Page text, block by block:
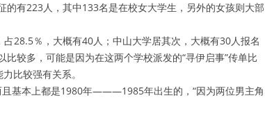
有223人，其中133名是在校女大学生，另外的女孩则大部
28.5％，大概有40人；中山大学居其次，大概有30人报名
较多，可能是因为在这两个学校派发的“寻伊启事”传单比
比较强有关系。
基本上都是1980年———1985年出生的，“因为两位男主角